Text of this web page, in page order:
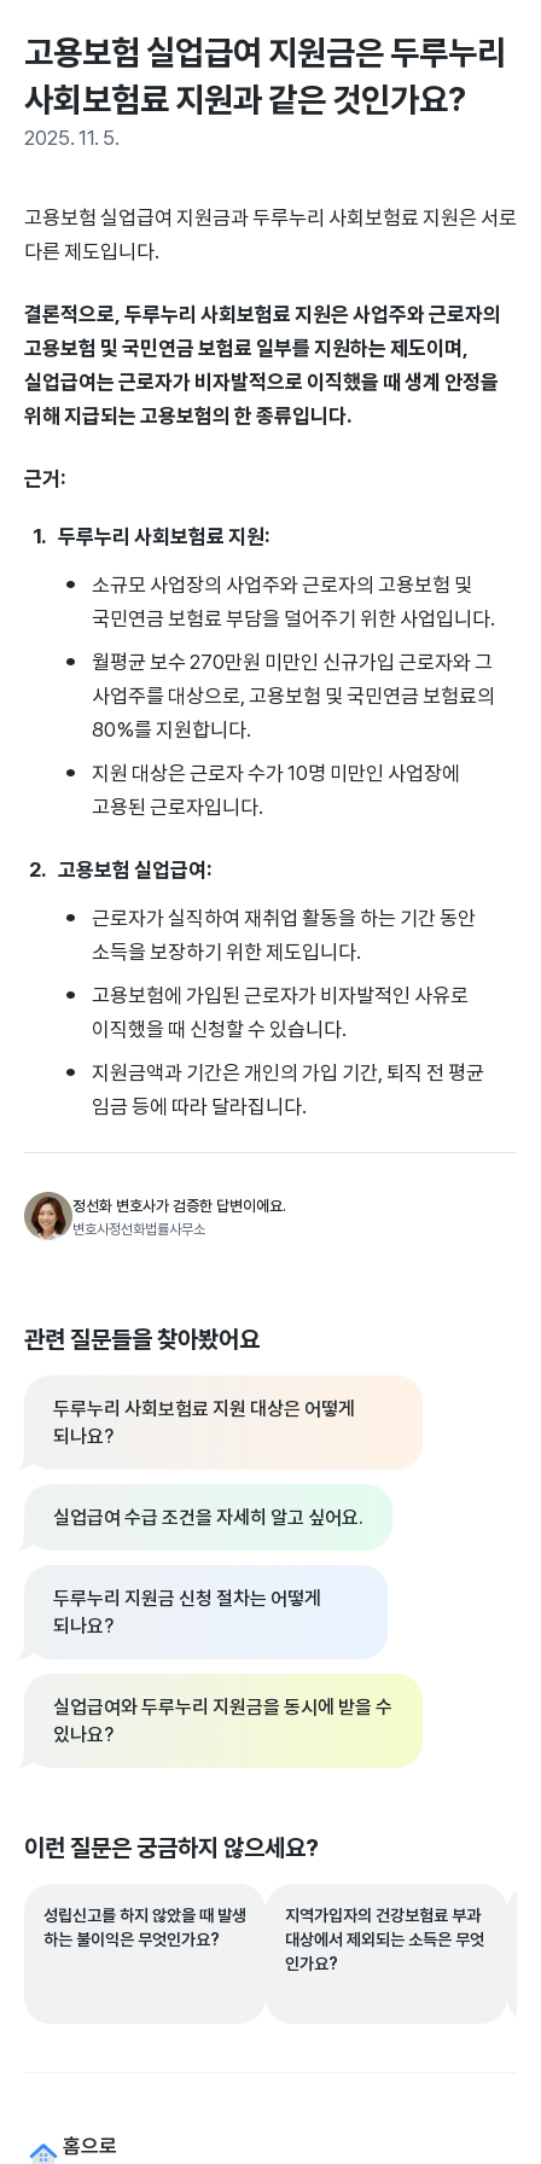
고용보험 실업급여 지원금은 두루누리
사회보험료 지원과 같은 것인가요?
2025. 11. 5.
고용보험 실업급여 지원금과 두루누리 사회보험료 지원은 서로
다른 제도입니다.
결론적으로, 두루누리 사회보험료 지원은 사업주와 근로자의
고용보험 및 국민연금 보험료 일부를 지원하는 제도이며,
실업급여는 근로자가 비자발적으로 이직했을 때 생계 안정을
위해 지급되는 고용보험의 한 종류입니다.
근거:
두루누리 사회보험료 지원:
소규모 사업장의 사업주와 근로자의 고용보험 및
국민연금 보험료 부담을 덜어주기 위한 사업입니다.
월평균 보수 270만원 미만인 신규가입 근로자와 그
사업주를 대상으로, 고용보험 및 국민연금 보험료의
80%를 지원합니다.
지원 대상은 근로자 수가 10명 미만인 사업장에
고용된 근로자입니다.
고용보험 실업급여:
근로자가 실직하여 재취업 활동을 하는 기간 동안
소득을 보장하기 위한 제도입니다.
고용보험에 가입된 근로자가 비자발적인 사유로
이직했을 때 신청할 수 있습니다.
지원금액과 기간은 개인의 가입 기간, 퇴직 전 평균
임금 등에 따라 달라집니다.
정선화 변호사가 검증한 답변이에요.
변호사정선화법률사무소
관련 질문들을 찾아봤어요
두루누리 사회보험료 지원 대상은 어떻게
되나요?
실업급여 수급 조건을 자세히 알고 싶어요.
두루누리 지원금 신청 절차는 어떻게
되나요?
실업급여와 두루누리 지원금을 동시에 받을 수
있나요?
이런 질문은 궁금하지 않으세요?
성립신고를 하지 않았을 때 발생
하는 불이익은 무엇인가요?
지역가입자의 건강보험료 부과
대상에서 제외되는 소득은 무엇
인가요?
홈으로